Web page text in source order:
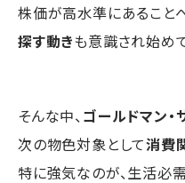
株価が高水準にあること
探す動きも意識され始め
そんな中、ゴールドマン・
次の物色対象として消費
特に強気なのが、生活必需